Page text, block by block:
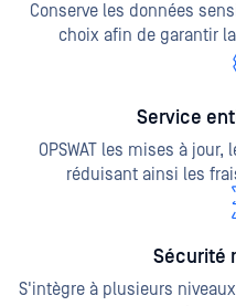
Conserve les données
choix afin de garantir
Service
OPSWAT les mises à
réduisant ainsi les
Sécurité
S'intègre à plusieurs